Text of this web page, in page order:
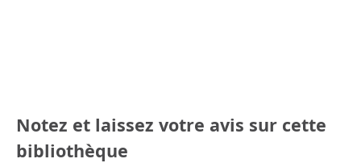
Notez et laissez votre avis sur cette
bibliothèque